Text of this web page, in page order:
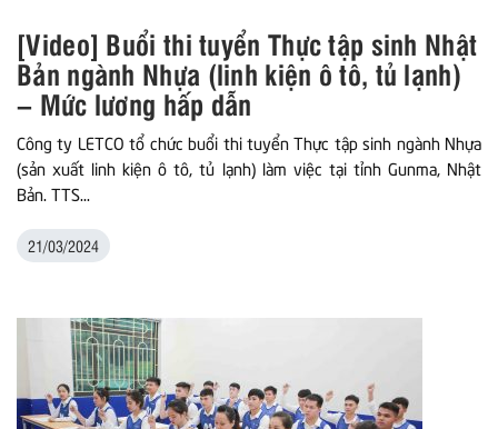
[Video] Buổi thi tuyển Thực tập sinh Nhật
Bản ngành Nhựa (linh kiện ô tô, tủ lạnh)
– Mức lương hấp dẫn
Công ty LETCO tổ chức buổi thi tuyển Thực tập sinh ngành Nhựa
(sản xuất linh kiện ô tô, tủ lạnh) làm việc tại tỉnh Gunma, Nhật
Bản. TTS...
21/03/2024